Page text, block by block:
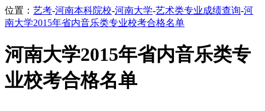
位置： 艺考-河南本科院校-河南大学-艺术类专业成绩查询-河
南大学2015年省内音乐类专业校考合格名单
河南大学2015年省内音乐类专
业校考合格名单